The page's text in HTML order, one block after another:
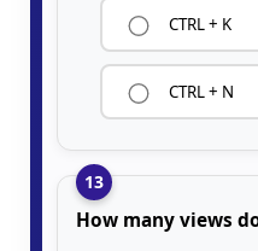
CTRL + K
CTRL + N
13
How many views